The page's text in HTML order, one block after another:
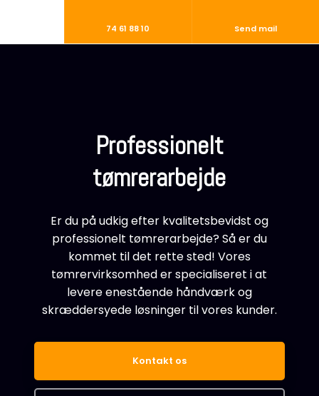
74 61 88 10 Send mail
Professionelt
tømrerarbejde
Er du på udkig efter kvalitetsbevidst og
professionelt tømrerarbejde? Så er du
kommet til det rette sted! Vores
tømrervirksomhed er specialiseret i at
levere enestående håndværk og
skræddersyede løsninger til vores kunder.
Kontakt os